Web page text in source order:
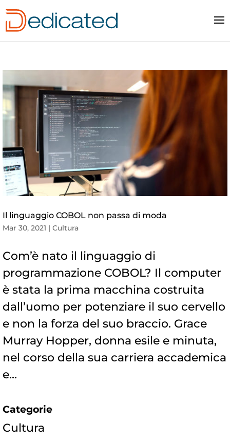
Il linguaggio COBOL non passa di moda
Mar 30, 2021 | Cultura
Com’è nato il linguaggio di
programmazione COBOL? Il computer
è stata la prima macchina costruita
dall’uomo per potenziare il suo cervello
e non la forza del suo braccio. Grace
Murray Hopper, donna esile e minuta,
nel corso della sua carriera accademica
e...
Categorie
Cultura